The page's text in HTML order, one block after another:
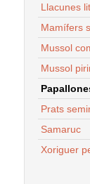
Llacunes
Mamífers
Mussol
Mussol
Prats
Samaruc
Xoriguer